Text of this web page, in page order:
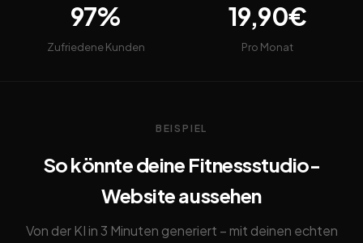
97%
Zufriedene Kunden
19,90€
Pro Monat
BEISPIEL
So könnte deine Fitnessstudio-
Website aussehen
Von der KI in 3 Minuten generiert – mit deinen echten